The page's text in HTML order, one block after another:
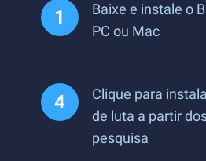
Baixe e instale o
PC ou Mac
Clique para
de luta a partir
pesquisa